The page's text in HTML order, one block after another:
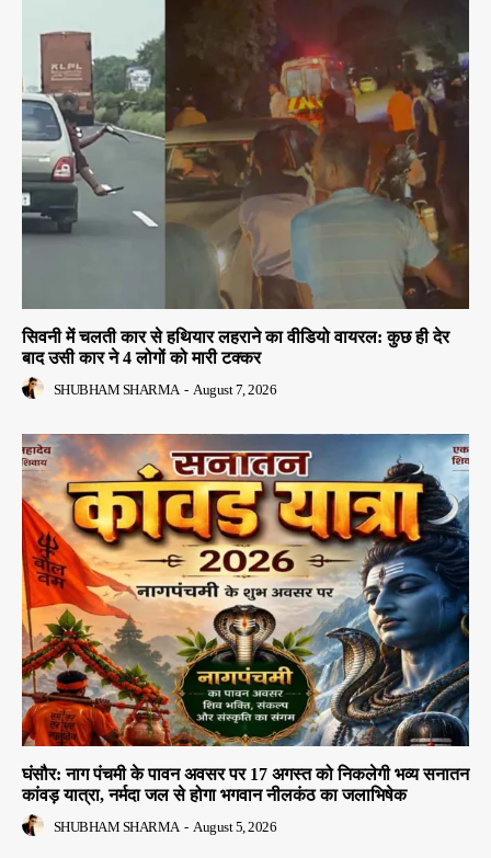
सिवनी में चलती कार से हथियार लहराने का वीडियो वायरल: कुछ ही देर
बाद उसी कार ने 4 लोगों को मारी टक्कर
SHUBHAM SHARMA - August 7, 2026
घंसौर: नाग पंचमी के पावन अवसर पर 17 अगस्त को निकलेगी भव्य सनातन
कांवड़ यात्रा, नर्मदा जल से होगा भगवान नीलकंठ का जलाभिषेक
SHUBHAM SHARMA - August 5, 2026